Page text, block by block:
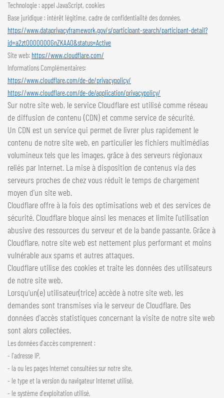
Technologie : appel JavaScript, cookies
Base juridique : intérêt légitime, cadre de confidentialité des données,
https://www.dataprivacyframework.gov/s/participant-search/participant-detail?
id=a2zt0000000GnZKAA0&status=Active
Site web: https://www.cloudflare.com/
Informations Complémentaires:
https://www.cloudflare.com/de-de/privacypolicy/
https://www.cloudflare.com/de-de/application/privacypolicy/
Sur notre site web, le service Cloudflare est utilisé comme réseau
de diffusion de contenu (CDN) et comme service de sécurité.
Un CDN est un service qui permet de livrer plus rapidement le
contenu de notre site web, en particulier les fichiers multimédias
volumineux tels que les images, grâce à des serveurs régionaux
reliés par Internet. La mise à disposition de contenus via des
serveurs proches de chez vous réduit le temps de chargement
moyen d'un site web.
Cloudflare offre à la fois des optimisations web et des services de
sécurité. Cloudflare bloque ainsi les menaces et limite l'utilisation
abusive des ressources du serveur et de la bande passante. Grâce à
Cloudflare, notre site web est nettement plus performant et moins
vulnérable aux spams et autres attaques.
Cloudflare utilise des cookies et traite les données des utilisateurs
de notre site web.
Lorsqu'un(e) utilisateur(trice) accède à notre site web, les
demandes sont transmises via le serveur de Cloudflare. Des
données d'accès statistiques concernant la visite de notre site web
sont alors collectées.
Les données d'accès comprennent :
- l'adresse IP,
- la ou les pages Internet consultées sur notre site,
- le type et la version du navigateur Internet utilisé,
- le système d'exploitation utilisé,